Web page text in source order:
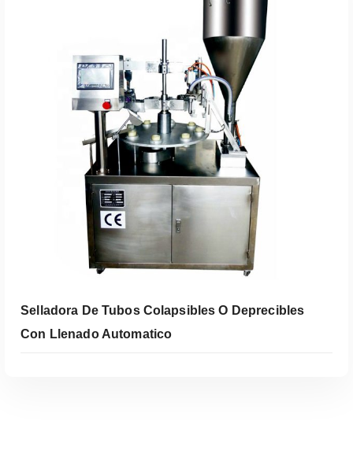
Leer Más
Selladora De Tubos Colapsibles O Deprecibles
Con Llenado Automatico